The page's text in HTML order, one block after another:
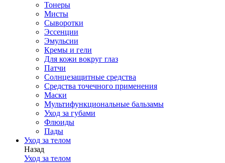
Тонеры
Мисты
Сыворотки
Эссенции
Эмульсии
Кремы и гели
Для кожи вокруг глаз
Патчи
Солнцезащитные средства
Средства точечного применения
Маски
Мультифункциональные бальзамы
Уход за губами
Флюиды
Пады
Уход за телом
Назад
Уход за телом